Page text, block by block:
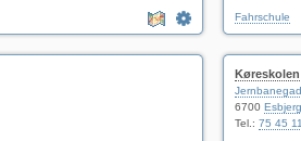
Fahrschule
6700 Esbjerg
Tel.: 75 45